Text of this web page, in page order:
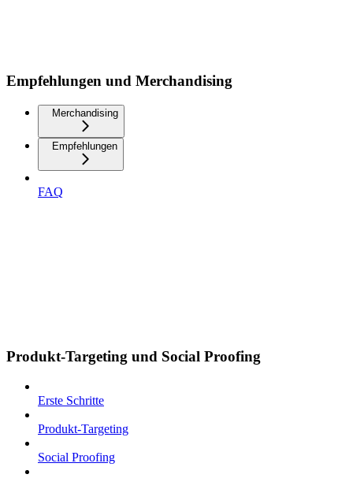
Empfehlungen und Merchandising
Merchandising
Empfehlungen
FAQ
Produkt-Targeting und Social Proofing
Erste Schritte
Produkt-Targeting
Social Proofing